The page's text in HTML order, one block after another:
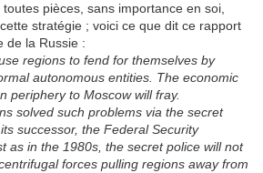
pièces, sans importance en soi,
stratégie ; voici ce que dit ce rapport
de la Russie :
regions to fend for themselves by
autonomous entities. The economic
periphery to Moscow will fray.
solved such problems via the secret
successor, the Federal Security
as in the 1980s, the secret police will not
forces pulling regions away from